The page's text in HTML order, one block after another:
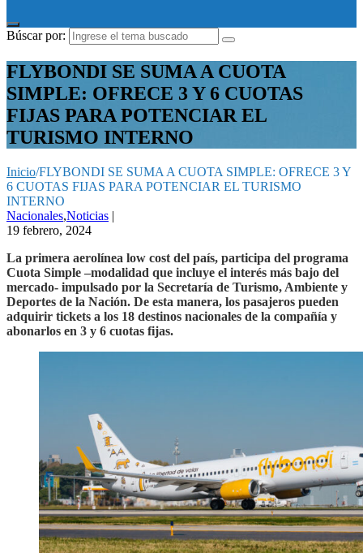
Búscar por:
FLYBONDI SE SUMA A CUOTA
SIMPLE: OFRECE 3 Y 6 CUOTAS
FIJAS PARA POTENCIAR EL
TURISMO INTERNO
Inicio/FLYBONDI SE SUMA A CUOTA SIMPLE: OFRECE 3 Y
6 CUOTAS FIJAS PARA POTENCIAR EL TURISMO
INTERNO
Nacionales,Noticias |
19 febrero, 2024
La primera aerolínea low cost del país, participa del programa
Cuota Simple –modalidad que incluye el interés más bajo del
mercado- impulsado por la Secretaría de Turismo, Ambiente y
Deportes de la Nación. De esta manera, los pasajeros pueden
adquirir tickets a los 18 destinos nacionales de la compañía y
abonarlos en 3 y 6 cuotas fijas.